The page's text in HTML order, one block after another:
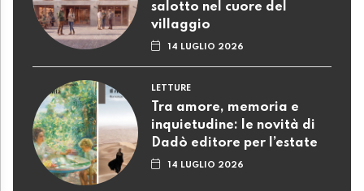
salotto nel cuore del
villaggio
14 LUGLIO 2026
LETTURE
Tra amore, memoria e
inquietudine: le novità di
Dadò editore per l’estate
14 LUGLIO 2026